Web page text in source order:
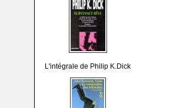
L'intégrale de Philip K.Dick